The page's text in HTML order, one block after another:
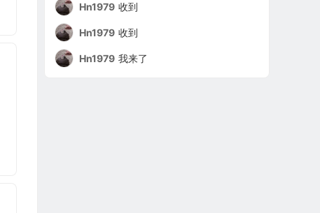
Hn1979 收到
Hn1979 收到
Hn1979 我来了